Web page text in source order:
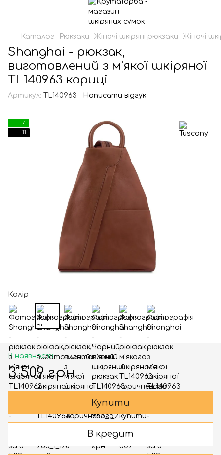
Каталог Рюкзаки Жіночі шкіряні рюкзаки Жіночі
Shanghai - рюкзак,
виготовлений з м'якої шкіряної
TL140963 кориці
Артикул: TL140963 Написати відгук
7
11
Колір
В наявності
3 509 грн
Купити
В кредит